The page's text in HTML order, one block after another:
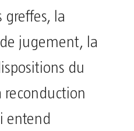
greffes, la
jugement, la
du
reconduction
entend